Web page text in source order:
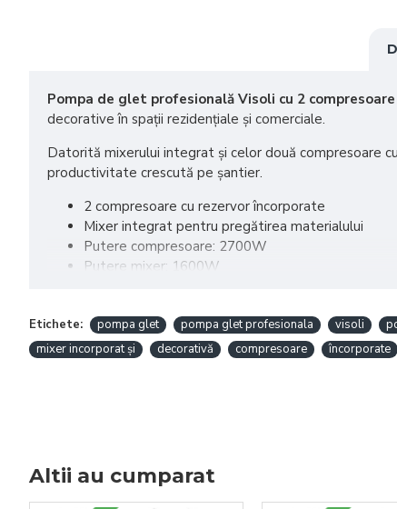
Pompa de glet profesională Visoli cu 2
decorative în spații rezidențiale și comerciale.
Datorită mixerului integrat și celor două compresoare
productivitate crescută pe șantier.
2 compresoare cu rezervor încorporate
Mixer integrat pentru pregătirea materialului
Putere compresoare: 2700W
Putere mixer: 1600W
Furtun de 5 metri inclus
Pistol profesional cu 5 duze interschimbabile
Etichete: pompa glet pompa glet profesionala visoli
mixer incorporat și
decorativă compresoare încorporate
Altii au cumparat